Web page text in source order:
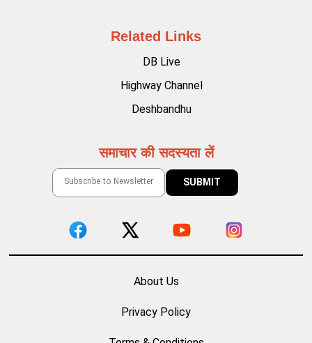
Related Links
DB Live
Highway Channel
Deshbandhu
समाचार की सदस्यता लें
About Us
Privacy Policy